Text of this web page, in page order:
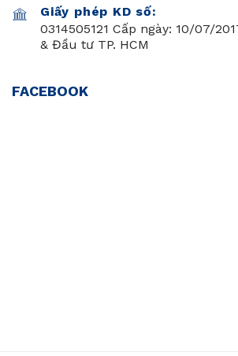
Giấy phép KD số:
0314505121 Cấp ngày: 10/07/
& Đầu tư TP. HCM
FACEBOOK